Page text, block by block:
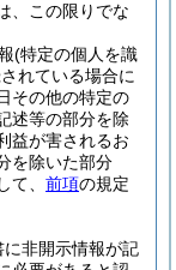
、この限りでな
(特定の個人を識
れている場合に
その他の特定の
述等の部分を除
益が害されるお
を除いた部分
て、 前項の規定
非開示情報が記